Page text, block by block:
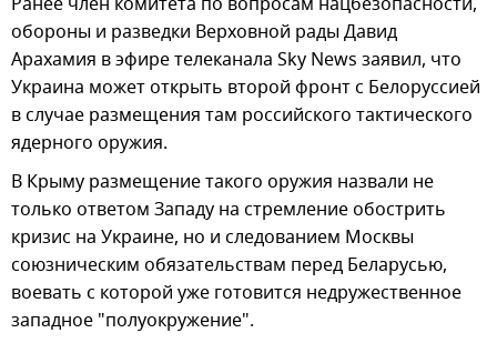
обороны и разведки Верховной рады Давид
Арахамия в эфире телеканала Sky News заявил, что
Украина может открыть второй фронт с Белоруссией
в случае размещения там российского тактического
ядерного оружия.
В Крыму размещение такого оружия назвали не
только ответом Западу на стремление обострить
кризис на Украине, но и следованием Москвы
союзническим обязательствам перед Беларусью,
воевать с которой уже готовится недружественное
западное "полуокружение".